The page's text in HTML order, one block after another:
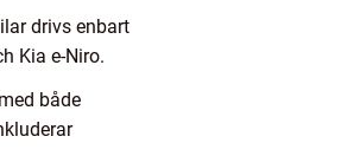
drivs enbart
Kia e-Niro.
både